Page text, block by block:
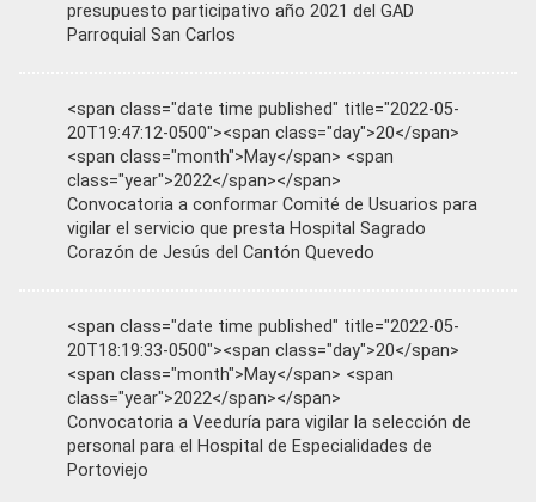
presupuesto participativo año 2021 del GAD
Parroquial San Carlos
<span class="date time published" title="2022-05-
20T19:47:12-0500"><span class="day">20</span>
<span class="month">May</span> <span
class="year">2022</span></span>
Convocatoria a conformar Comité de Usuarios para
vigilar el servicio que presta Hospital Sagrado
Corazón de Jesús del Cantón Quevedo
<span class="date time published" title="2022-05-
20T18:19:33-0500"><span class="day">20</span>
<span class="month">May</span> <span
class="year">2022</span></span>
Convocatoria a Veeduría para vigilar la selección de
personal para el Hospital de Especialidades de
Portoviejo